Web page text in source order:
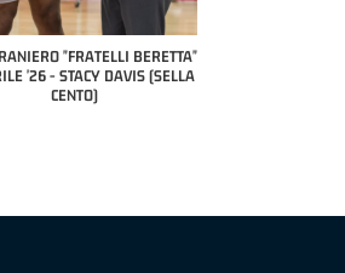
"FRATELLI BERETTA" SAMUEL
B NAZIONALE APRILE '26 -
MARCO RESTELLI (TAV TREVIGLIO